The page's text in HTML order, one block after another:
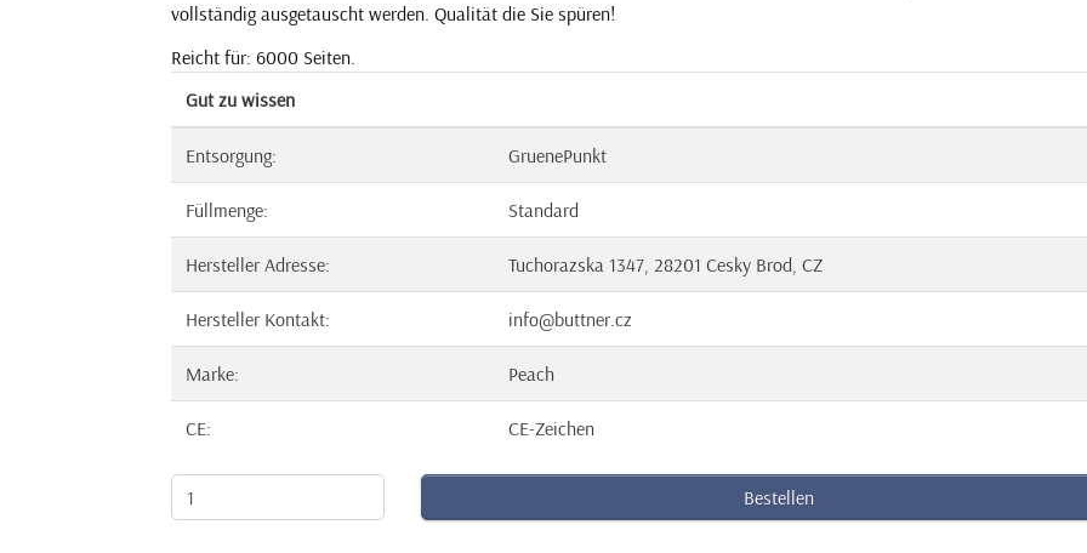
vollständig ausgetauscht werden. Qualität die Sie spüren!
Reicht für: 6000 Seiten.
Gut zu wissen
Entsorgung: GruenePunkt
Füllmenge: Standard
Hersteller Adresse: Tuchorazska 1347, 28201 Cesky Brod, CZ
Hersteller Kontakt: info@buttner.cz
Marke: Peach
CE: CE-Zeichen
Bestellen